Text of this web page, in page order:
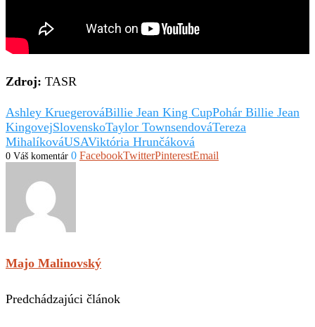
Zdroj: TASR
Ashley KruegerováBillie Jean King CupPohár Billie Jean
KingovejSlovenskoTaylor TownsendováTereza
MihalíkováUSAViktória Hrunčáková
0 Váš komentár 0 FacebookTwitterPinterestEmail
Majo Malinovský
Predchádzajúci článok